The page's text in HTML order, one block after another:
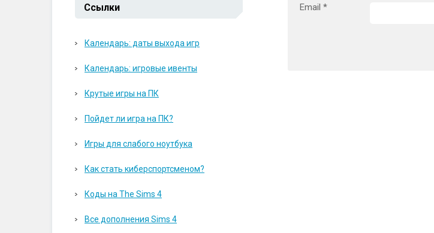
Email *
Ссылки
Календарь: даты выхода игр
Календарь: игровые ивенты
Крутые игры на ПК
Пойдет ли игра на ПК?
Игры для слабого ноутбука
Как стать киберспортсменом?
Коды на The Sims 4
Все дополнения Sims 4